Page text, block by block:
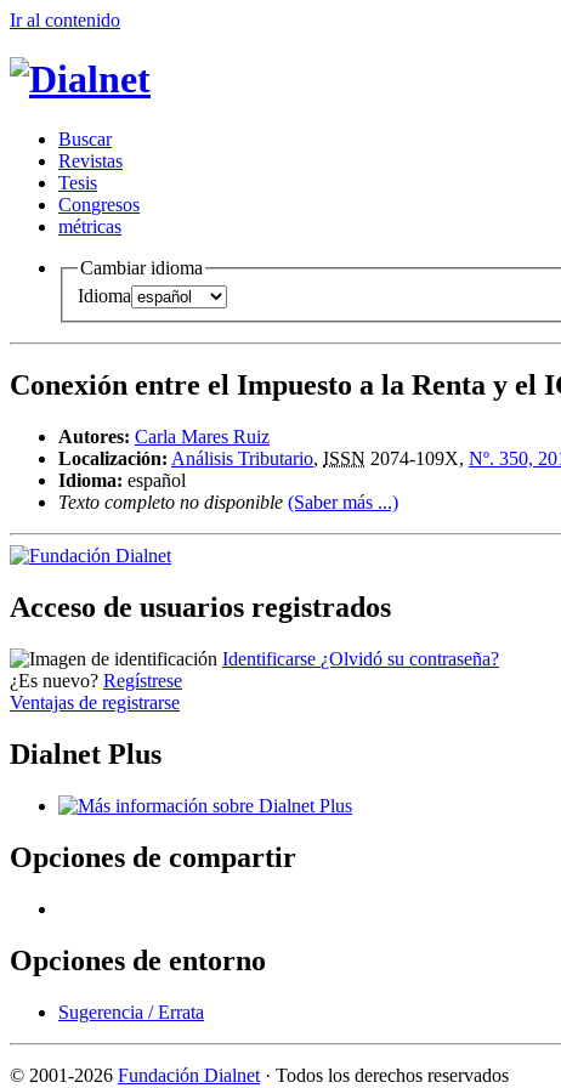
Ir al contenido
Buscar
Revistas
Tesis
Congresos
métricas
Cambiar idioma
Idioma
Conexión entre el Impuesto a la Renta y el
Autores: Carla Mares Ruiz
Localización: Análisis Tributario, ISSN 2074-109X, Nº. 350,
Idioma: español
Texto completo no disponible (Saber más ...)
Acceso de usuarios registrados
Identificarse ¿Olvidó su contraseña?
¿Es nuevo? Regístrese
Ventajas de registrarse
Dialnet Plus
Opciones de compartir
Opciones de entorno
Sugerencia / Errata
© 2001-2026 Fundación Dialnet · Todos los derechos reservados